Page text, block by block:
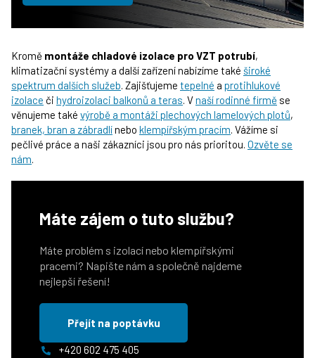
Kromě montáže chladové izolace pro VZT potrubí,
klimatizační systémy a další zařízení nabízíme také široké
spektrum dalších služeb. Zajišťujeme tepelné a protihlukové
izolace či hydroizolaci balkonů a teras. Vnaší rodinné firmě se
věnujeme také výrobě a montáži plechových lamelových plotů,
branek, bran a zábradlínebo klempířským pracím. Vážíme si
pečlivé práce a naši zákazníci jsou pro nás prioritou. Ozvěte se
nám.
Máte zájem o tuto službu?
Máte problém s izolací nebo klempířskými
pracemi? Napište nám a společně najdeme
nejlepší řešení!
Přejít na poptávku
+420 602 475 405